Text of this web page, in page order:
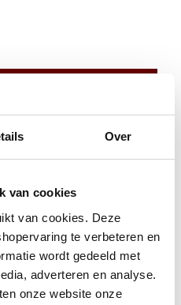
Over
van cookies
van cookies. Deze
te verbeteren en
wordt gedeeld met
adverteren en analyse.
onze website onze